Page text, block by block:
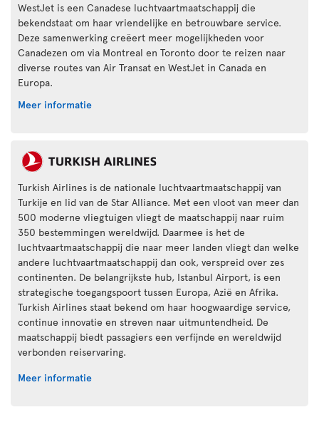
WestJet is een Canadese luchtvaartmaatschappij die
bekendstaat om haar vriendelijke en betrouwbare service.
Deze samenwerking creëert meer mogelijkheden voor
Canadezen om via Montreal en Toronto door te reizen naar
diverse routes van Air Transat en WestJet in Canada en
Europa.
Meer informatie
Turkish Airlines is de nationale luchtvaartmaatschappij van
Turkije en lid van de Star Alliance. Met een vloot van meer dan
500 moderne vliegtuigen vliegt de maatschappij naar ruim
350 bestemmingen wereldwijd. Daarmee is het de
luchtvaartmaatschappij die naar meer landen vliegt dan welke
andere luchtvaartmaatschappij dan ook, verspreid over zes
continenten. De belangrijkste hub, Istanbul Airport, is een
strategische toegangspoort tussen Europa, Azië en Afrika.
Turkish Airlines staat bekend om haar hoogwaardige service,
continue innovatie en streven naar uitmuntendheid. De
maatschappij biedt passagiers een verfijnde en wereldwijd
verbonden reiservaring.
Meer informatie